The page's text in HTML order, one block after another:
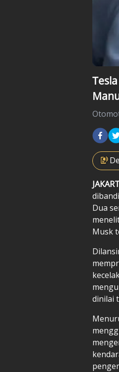
Dua
Musk
dinilai